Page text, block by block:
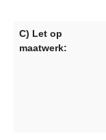
C) Let op
maatwerk: